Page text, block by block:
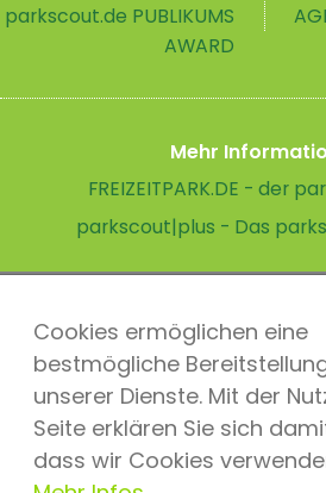
Cookies ermöglichen eine
bestmögliche
unserer Dienste. Mit der
Seite erklären Sie sich
dass wir Cookies
parkscout.de PUBLIKUMS
AWARD
Mehr
FREIZEITPARK.DE - der
parkscout|plus - Das